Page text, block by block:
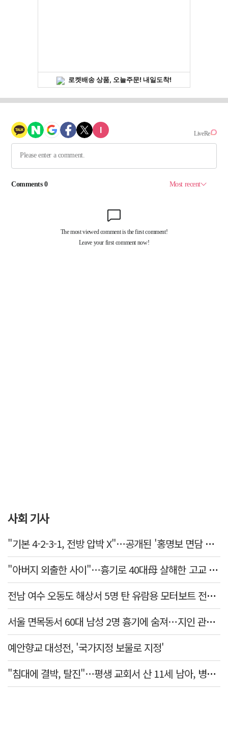
사회 기사
"기본 4-2-3-1, 전방 압박 X"…공개된 '홍명보 면담 수첩'
"아버지 외출한 사이"…흉기로 40대母 살해한 고교 자퇴생, 구속 기로에
전남 여수 오동도 해상서 5명 탄 유람용 모터보트 전복…2명 숨져
서울 면목동서 60대 남성 2명 흉기에 숨져…지인 관계로 추정
예안향교 대성전, '국가지정 보물로 지정'
"침대에 결박, 탈진"…평생 교회서 산 11세 남아, 병원 이송 끝 숨져